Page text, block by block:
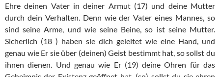
Ehre deinen Vater in deiner Armut (17) und deine Mutter
durch dein Verhalten. Denn wie der Vater eines Mannes, so
sind seine Arme, und wie seine Beine, so ist seine Mutter.
Sicherlich (18 ) haben sie dich geleitet wie eine Hand, und
genau wie Er sie über (deinen) Geist bestimmt hat, so sollst du
ihnen dienen. Und genau wie Er (19) deine Ohren für das